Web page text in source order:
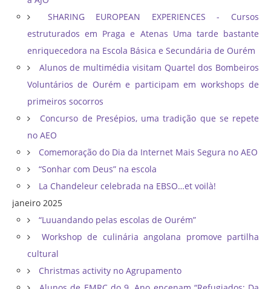
SHARING EUROPEAN EXPERIENCES - Cursos
estruturados em Praga e Atenas Uma tarde bastante
enriquecedora na Escola Básica e Secundária de Ourém
Alunos de multimédia visitam Quartel dos Bombeiros
Voluntários de Ourém e participam em workshops de
primeiros socorros
Concurso de Presépios, uma tradição que se repete
no AEO
Comemoração do Dia da Internet Mais Segura no AEO
“Sonhar com Deus” na escola
La Chandeleur celebrada na EBSO…et voilà!
janeiro 2025
“Luuandando pelas escolas de Ourém”
Workshop de culinária angolana promove partilha
cultural
Christmas activity no Agrupamento